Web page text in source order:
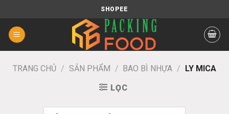
nội
dung
SHOPEE
TRANG CHỦ / SẢN PHẨM / BAO BÌ NHỰA / LY MICA
LỌC